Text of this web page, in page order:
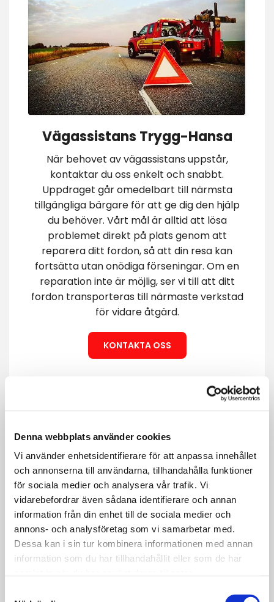
Denna webbplats använder cookies
Vi använder enhetsidentifierare för att anpassa innehållet
och annonserna till användarna, tillhandahålla funktioner
för sociala medier och analysera vår trafik. Vi
vidarebefordrar även sådana identifierare och annan
information från din enhet till de sociala medier och
annons- och analysföretag som vi samarbetar med.
Dessa kan i sin tur kombinera informationen med annan
information som du har tillhandahållit eller som de har
Vägassistans Trygg-Hansa
När behovet av vägassistans uppstår,
kontaktar du oss enkelt och snabbt.
Uppdraget går omedelbart till närmsta
tillgängliga bärgare för att ge dig den hjälp
du behöver. Vårt mål är alltid att lösa
problemet direkt på plats genom att
reparera ditt fordon, så att din resa kan
fortsätta utan onödiga förseningar. Om en
reparation inte är möjlig, ser vi till att ditt
fordon transporteras till närmaste verkstad
för vidare åtgärd.
KONTAKTA OSS
Bärgare & Assistans
Behöver du snabb och trygg hjälp med
bärgning eller assistans? Tveka inte att höra